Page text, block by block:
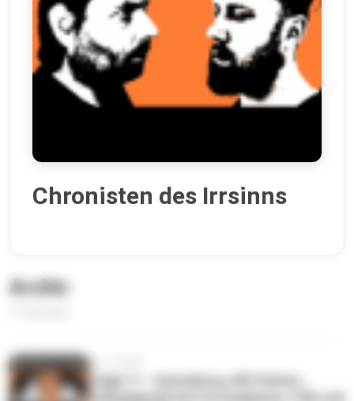
Archiv
vor 3 Jahren
Chronisten des Irrsinns